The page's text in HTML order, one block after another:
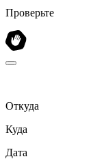
Проверьте
Откуда
Куда
Дата